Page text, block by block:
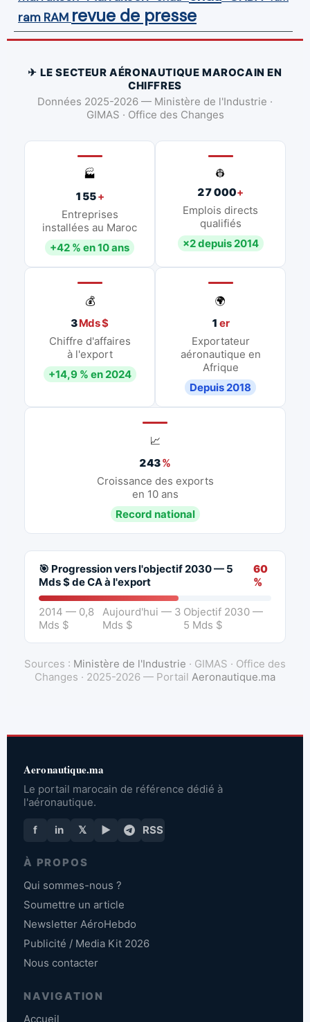
ram RAM revue de presse
✈ LE SECTEUR AÉRONAUTIQUE MAROCAIN EN
CHIFFRES
Données 2025-2026 — Ministère de l'Industrie ·
GIMAS · Office des Changes
🏭
155+
Entreprises
installées au Maroc
+42 % en 10 ans
👷
27 000+
Emplois directs
qualifiés
×2 depuis 2014
💰
3Mds $
Chiffre d'affaires
à l'export
+14,9 % en 2024
🌍
1 er
Exportateur
aéronautique en
Afrique
Depuis 2018
📈
243%
Croissance des exports
en 10 ans
Record national
🎯 Progression vers l'objectif 2030 — 5
Mds $ de CA à l'export
60
%
2014 — 0,8
Mds $
Aujourd'hui — 3
Mds $
Objectif 2030 —
5 Mds $
Sources : Ministère de l'Industrie · GIMAS · Office des
Changes · 2025-2026 — Portail Aeronautique.ma
Aeronautique.ma
Le portail marocain de référence dédié à
l'aéronautique.
f in 𝕏 ▶ RSS
À PROPOS
Qui sommes-nous ?
Soumettre un article
Newsletter AéroHebdo
Publicité / Media Kit 2026
Nous contacter
NAVIGATION
Accueil